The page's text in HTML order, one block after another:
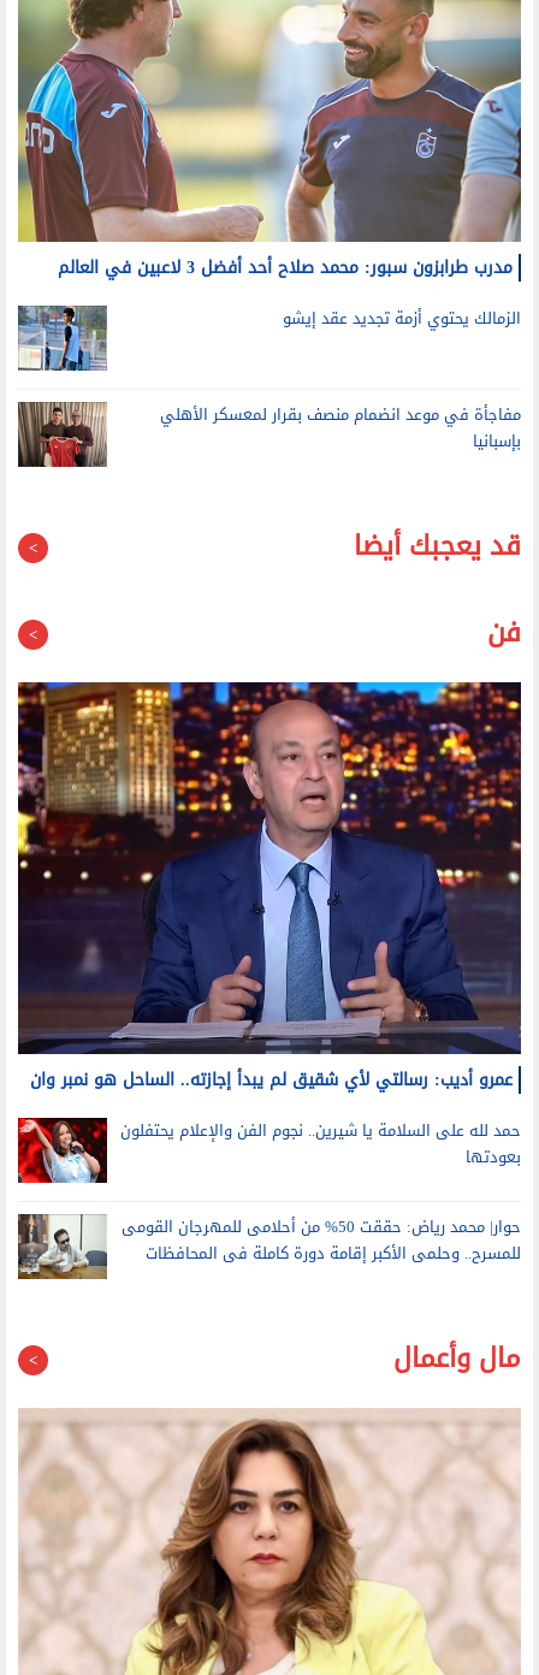
مدرب طرابزون سبور: محمد صلاح أحد أفضل 3 لاعبين في العالم
الزمالك يحتوي أزمة تجديد عقد إيشو
مفاجأة في موعد انضمام منصف بقرار لمعسكر الأهلي
بإسبانيا
قد يعجبك أيضا
فن
عمرو أديب: رسالتي لأي شقيق لم يبدأ إجازته.. الساحل هو نمبر وان
حمد لله على السلامة يا شيرين.. نجوم الفن والإعلام يحتفلون
بعودتها
حوار| محمد رياض: حققت 50% من أحلامى للمهرجان القومى
للمسرح.. وحلمى الأكبر إقامة دورة كاملة فى المحافظات
مال وأعمال